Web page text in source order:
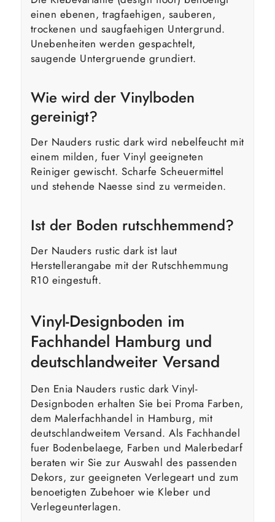
einen ebenen, tragfaehigen, sauberen,
trockenen und saugfaehigen Untergrund.
Unebenheiten werden gespachtelt,
saugende Untergruende grundiert.
Wie wird der Vinylboden
gereinigt?
Der Nauders rustic dark wird nebelfeucht mit
einem milden, fuer Vinyl geeigneten
Reiniger gewischt. Scharfe Scheuermittel
und stehende Naesse sind zu vermeiden.
Ist der Boden rutschhemmend?
Der Nauders rustic dark ist laut
Herstellerangabe mit der Rutschhemmung
R10 eingestuft.
Vinyl-Designboden im
Fachhandel Hamburg und
deutschlandweiter Versand
Den Enia Nauders rustic dark Vinyl-
Designboden erhalten Sie bei Proma Farben,
dem Malerfachhandel in Hamburg, mit
deutschlandweitem Versand. Als Fachhandel
fuer Bodenbelaege, Farben und Malerbedarf
beraten wir Sie zur Auswahl des passenden
Dekors, zur geeigneten Verlegeart und zum
benoetigten Zubehoer wie Kleber und
Verlegeunterlagen.